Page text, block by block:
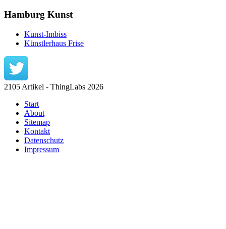
Hamburg Kunst
Kunst-Imbiss
Künstlerhaus Frise
2105 Artikel - ThingLabs 2026
Start
About
Sitemap
Kontakt
Datenschutz
Impressum